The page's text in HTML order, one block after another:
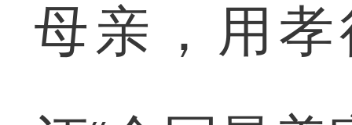
母亲，用